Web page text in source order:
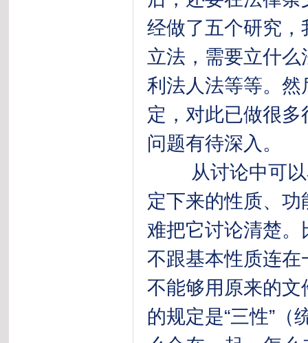
经做了五个研究
立法，需要立什
利法人法等等。
定，对此已做很
问题有待深入。
从讨论中可以
定下来的性质、
难把它讨论清楚
不跟基本性质连
不能够用原来的
的规定是“三性”（